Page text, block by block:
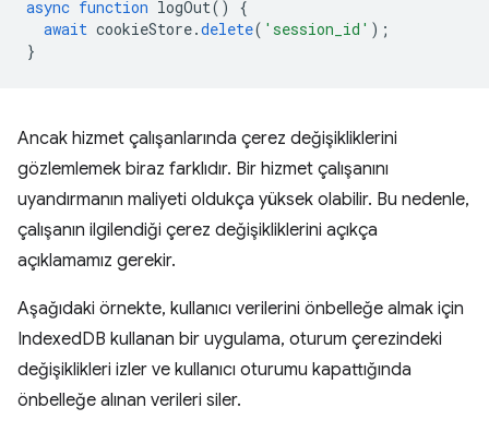
async function logOut()
{
await cookieStore.delete( 'session_id' );
}
Ancak hizmet çalışanlarında çerez değişikliklerini
gözlemlemek biraz farklıdır. Bir hizmet çalışanını
uyandırmanın maliyeti oldukça yüksek olabilir. Bu nedenle,
çalışanın ilgilendiği çerez değişikliklerini açıkça
açıklamamız gerekir.
Aşağıdaki örnekte, kullanıcı verilerini önbelleğe almak için
IndexedDB kullanan bir uygulama, oturum çerezindeki
değişiklikleri izler ve kullanıcı oturumu kapattığında
önbelleğe alınan verileri siler.